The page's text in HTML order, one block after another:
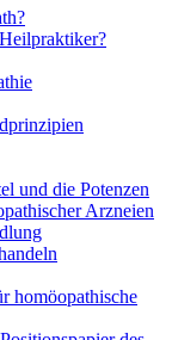
und die Potenzen
Arzneien
homöopathische